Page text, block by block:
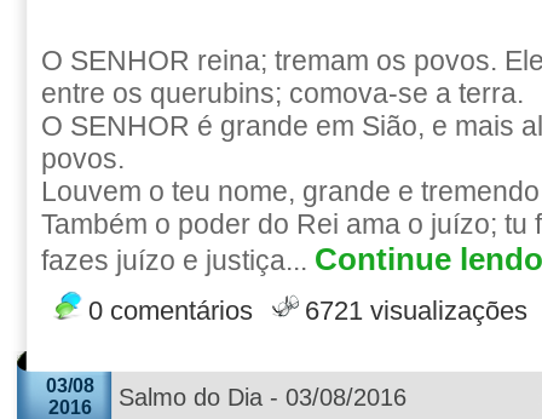
O SENHOR reina; tremam os povos.
entre os querubins; comova-se a terra.
O SENHOR é grande em Sião, e mais
povos.
Louvem o teu nome, grande e
Também o poder do Rei ama o juízo; tu
fazes juízo e justiça... Continue
0 comentários 6721 visualizações
03/08
2016
Salmo do Dia - 03/08/2016